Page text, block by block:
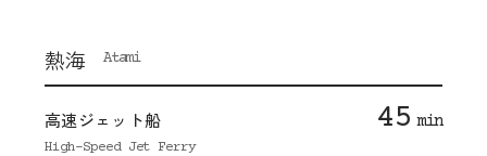
熱海 Atami
高速ジェット船 45 min
High-Speed Jet Ferry